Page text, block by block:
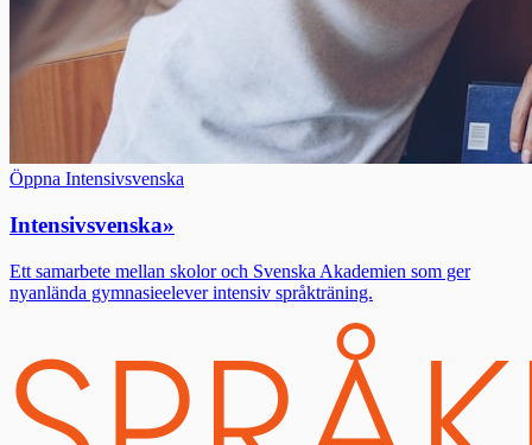
Öppna Intensivsvenska
Intensivsvenska»
Ett samarbete mellan skolor och Svenska Akademien som ger
nyanlända gymnasieelever intensiv språkträning.